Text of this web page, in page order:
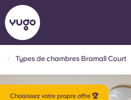
Types de chambres Bramall Court
Choisissez votre propre offre 🏆